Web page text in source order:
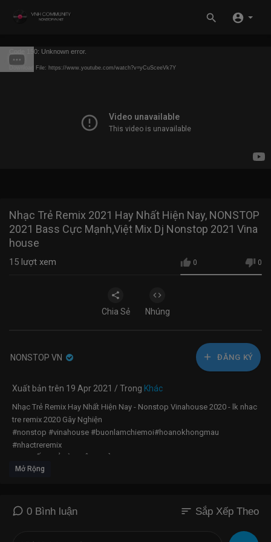
Code 150: Unknown error.
Download File: https://www.youtube.com/watch?v=yCuSceeVk7Y
Nhạc Trẻ Remix 2021 Hay Nhất Hiện Nay, NONSTOP
2021 Bass Cực Mạnh,Việt Mix Dj Nonstop 2021 Vina
house
0 0
15 lượt xem
Chia Sẻ Nhúng
NONSTOP VN ĐĂNG KÝ
Xuất bản trên 19 Apr 2021 / Trong Khác
Nhạc Trẻ Remix Hay Nhất Hiện Nay - Nonstop Vinahouse 2020 - lk nhac
tre remix 2020 Gây Nghiện
#nonstop #vinahouse #buonlamchiemoi#hoanokhongmau
#nhactreremix
LINK GỐC CHỈ LÀ KHÔNG CÙNG NHAU :
https://www.youtube.com/watch?v=UqKVL56IJB8
LINK GỐC NHỚ NGƯỜI HAY NHỚ :
https://www.youtube.com/watch?
Mở Rộng
0 Bình luận sort Sắp Xếp Theo